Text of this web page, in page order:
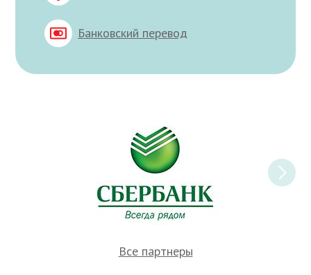
Банковский перевод
Все партнеры